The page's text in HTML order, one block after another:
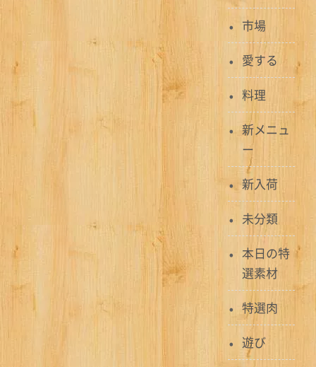
シ
市場
愛する
料理
新メニュ
ー
新入荷
未分類
本日の特
選素材
特選肉
遊び